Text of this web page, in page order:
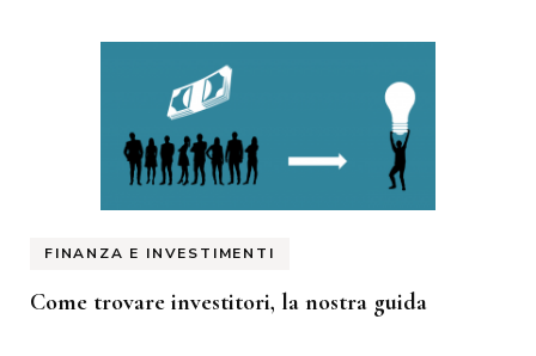
FINANZA E INVESTIMENTI
Come trovare investitori, la nostra guida